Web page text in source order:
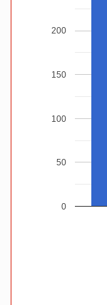
0
50
100
150
200